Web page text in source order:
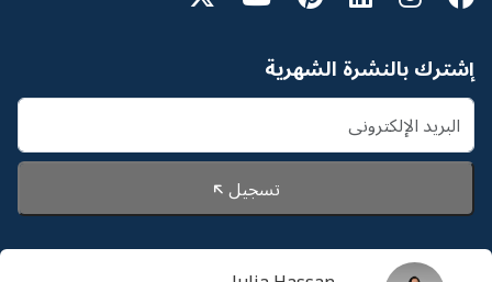
إشترك بالنشرة الشهرية
تسجيل